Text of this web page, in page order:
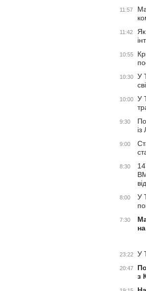
11:57
11:42
10:55
10:30
У
10:00
У
9:30
9:00
8:30
8:00
У
7:30
23:22 У
20:47
з